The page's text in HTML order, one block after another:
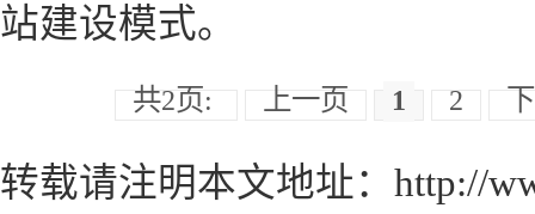
站建设模式。
共2页: 上一页 1 2
转载请注明本文地址： http://